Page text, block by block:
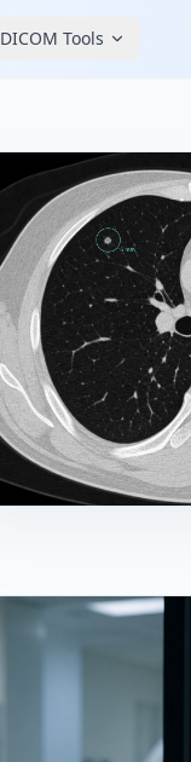
DICOM Tools